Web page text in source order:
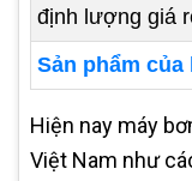
định lượng giá
Sản phẩm của
Hiện nay máy
Việt Nam như